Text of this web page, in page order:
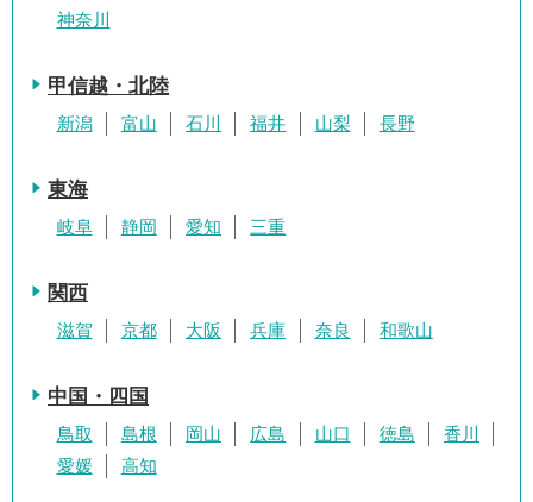
神奈川
甲信越・北陸
新潟 富山 石川 福井 山梨 長野
東海
岐阜 静岡 愛知 三重
関西
滋賀 京都 大阪 兵庫 奈良 和歌山
中国・四国
鳥取 島根 岡山 広島 山口 徳島
香川
愛媛
高知